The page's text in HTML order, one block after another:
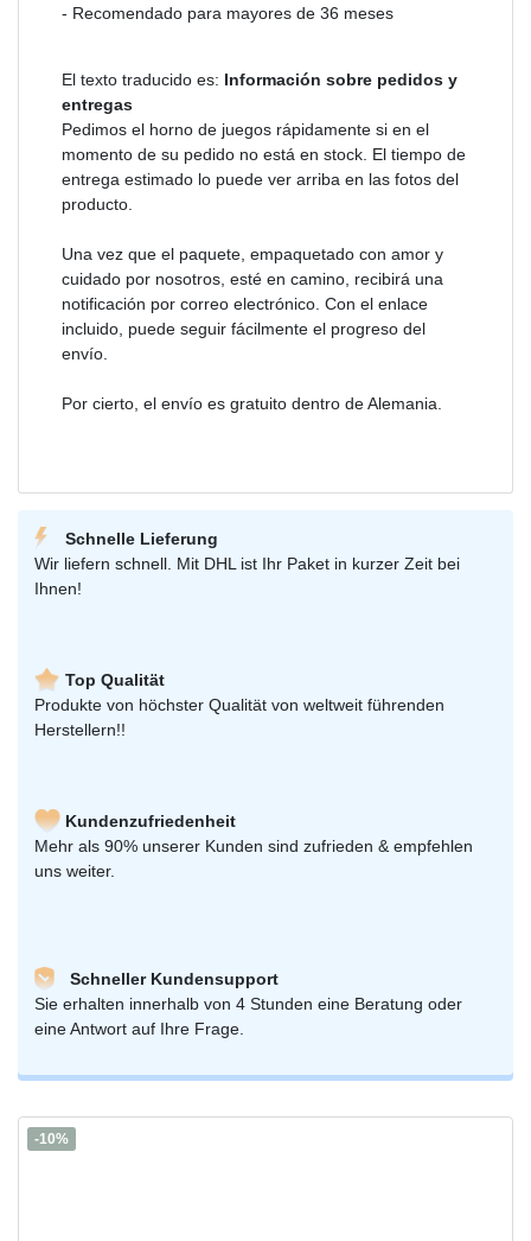
- Recomendado para mayores de 36 meses
El texto traducido es: Información sobre pedidos y
entregas
Pedimos el horno de juegos rápidamente si en el
momento de su pedido no está en stock. El tiempo de
entrega estimado lo puede ver arriba en las fotos del
producto.
Una vez que el paquete, empaquetado con amor y
cuidado por nosotros, esté en camino, recibirá una
notificación por correo electrónico. Con el enlace
incluido, puede seguir fácilmente el progreso del
envío.
Por cierto, el envío es gratuito dentro de Alemania.
Schnelle Lieferung
Wir liefern schnell. Mit DHL ist Ihr Paket in kurzer Zeit bei
Ihnen!
Top Qualität
Produkte von höchster Qualität von weltweit führenden
Herstellern!!
Kundenzufriedenheit
Mehr als 90% unserer Kunden sind zufrieden & empfehlen
uns weiter.
Schneller Kundensupport
Sie erhalten innerhalb von 4 Stunden eine Beratung oder
eine Antwort auf Ihre Frage.
-10%